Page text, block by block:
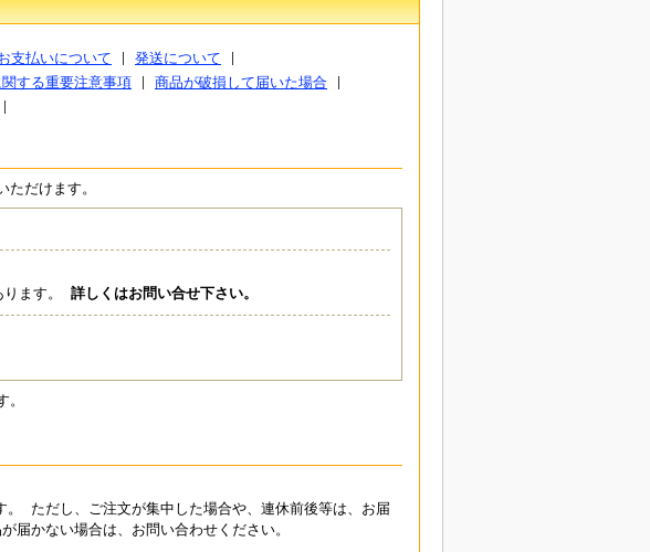
支払いについて
発送について
する重要注意事項
商品が破損して届いた場合
ただけます。
ります。 詳しくはお問い合せ下さい。
ただし、ご注文が集中した場合や、連休前後等は、お届
届かない場合は、お問い合わせください。